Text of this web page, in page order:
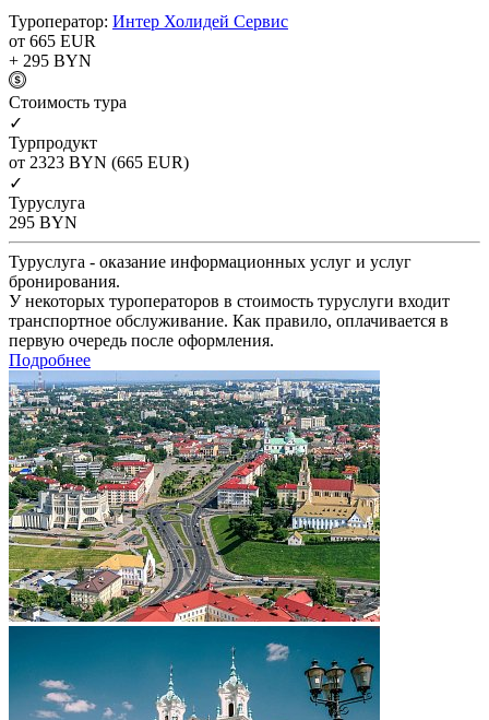
Туроператор: Интер Холидей Сервис
от 665 EUR
+ 295 BYN
Cтоимость тура
✓
Турпродукт
от 2323 BYN (665 EUR)
✓
Туруслуга
295 BYN
Туруслуга - оказание информационных услуг и услуг
бронирования.
У некоторых туроператоров в стоимость туруслуги входит
транспортное обслуживание. Как правило, оплачивается в
первую очередь после оформления.
Подробнее